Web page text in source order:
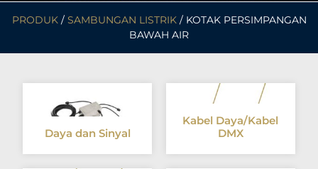
PRODUK/ SAMBUNGAN LISTRIK/ KOTAK PERSIMPANGAN
BAWAH AIR
Daya dan Sinyal
Kabel Daya/Kabel
DMX